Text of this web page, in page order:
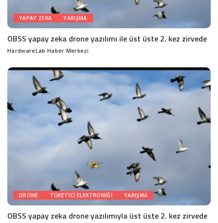
YAPAY ZEKA YARIŞMA
OBSS yapay zeka drone yazılımı ile üst üste 2. kez zirvede
Posted
HardwareLab Haber Merkezi
DRONE TÜKETICI ELEKTRONIĞI YARIŞMA
OBSS yapay zeka drone yazılımıyla üst üste 2. kez zirvede